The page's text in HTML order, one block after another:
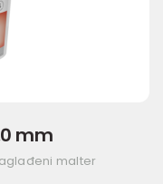
mm
malter